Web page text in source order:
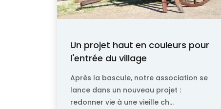
Un projet haut en couleurs pour
l'entrée du village
Après la bascule, notre association se
lance dans un nouveau projet :
redonner vie à une vieille ch...